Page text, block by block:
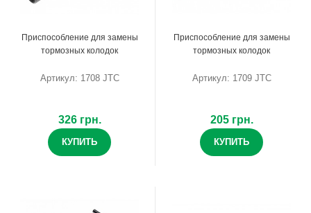
Приспособление для замены
тормозных колодок
Артикул: 1708 JTC
326 грн.
КУПИТЬ
Приспособление для замены
тормозных колодок
Артикул: 1709 JTC
205 грн.
КУПИТЬ